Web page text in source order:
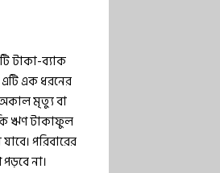
টাকা-ব্যাক
এটি এক ধরনের
মৃত্যু বা
ঋণ টাকাফুল
পরিবারের
না।